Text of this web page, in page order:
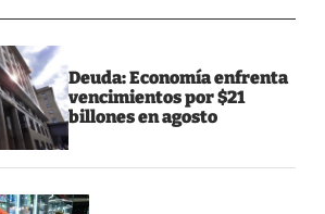
Deuda: Economía enfrenta
vencimientos por $21
billones en agosto